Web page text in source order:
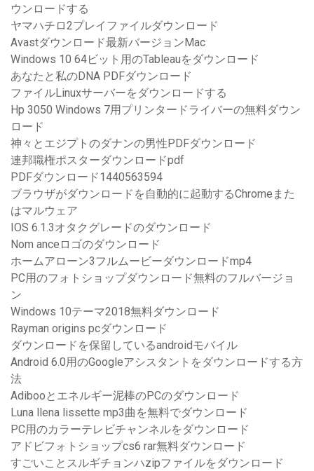
ウンロードする
ヤマハチロ2プレイファイルダウンロード
Avastダウンロード最新バージョンMac
Windows 10 64ビット用のTableauをダウンロード
あなたと私のDNA PDFダウンロード
ファイルLinuxサーバーをダウンロードする
Hp 3050 Windows 7用プリンタードライバーの無料ダウン
ロード
神々とエジプトのダナンの男性PDFダウンロード
連邦職権ポスターダウンロードpdf
PDFダウンロード1440563594
ブラウザがダウンロードを自動的に起動するChromeまた
はマルウェア
IOS 6.1.3オタクグレードのダウンロード
Nom anceロゴのダウンロード
ホームアローン3フルムービーダウンロードmp4
PC用のフォトショップダウンロード無料のフルバージョ
ン
Windows 10テーマ2018無料ダウンロード
Rayman origins pcダウンロード
ダウンロードを保留しているandroidモバイル
Android 6.0用のGoogleアシスタントをダウンロードする方
法
Adibooとエネルギー泥棒のPCのダウンロード
Luna llena lissette mp3曲を無料でダウンロード
PC用のカラーテレビチャンネルをダウンロード
アドビフォトショップcs6 rar無料ダウンロード
すごいことスルギチョンハzipファイルをダウンロード